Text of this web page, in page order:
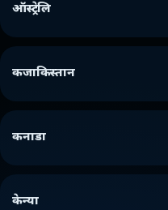
ऑस्ट्रेलि
कजाकिस्तान
कनाडा
केन्या